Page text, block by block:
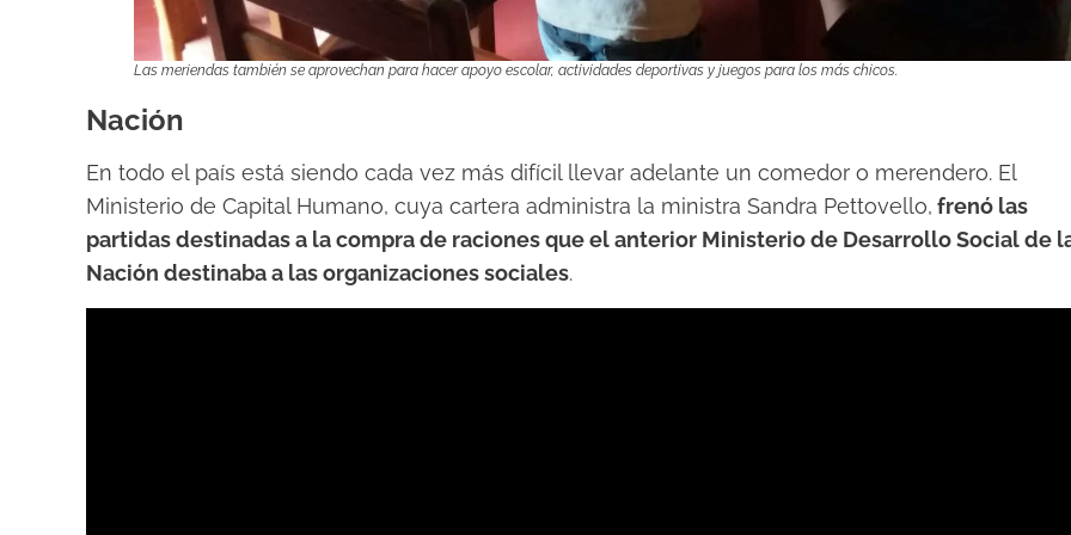
Las meriendas también se aprovechan para hacer apoyo escolar, actividades deportivas y juegos para los más chicos.
Nación
En todo el país está siendo cada vez más difícil llevar adelante un comedor o merendero. El
Ministerio de Capital Humano, cuya cartera administra la ministra Sandra Pettovello, frenó las
partidas destinadas a la compra de raciones que el anterior Ministerio de Desarrollo Social de
Nación destinaba a las organizaciones sociales.